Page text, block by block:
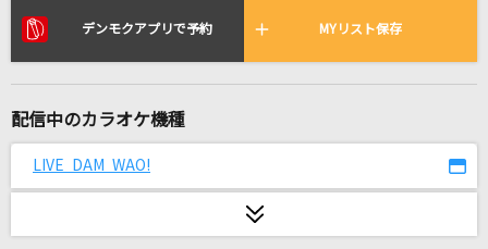
リアルタイムで歌われている曲の一覧
I Surrender [アイ・サレンダー]
ひまわりの約束(ドラえもんアニメバージョン)
デンモクアプリで予約 MYリスト保存
配信中のカラオケ機種
LIVE DAM WAO!